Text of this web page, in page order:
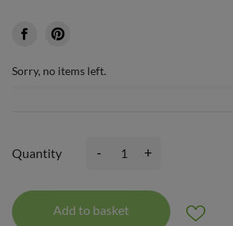
Sorry, no items left.
Quantity - +
Add to basket